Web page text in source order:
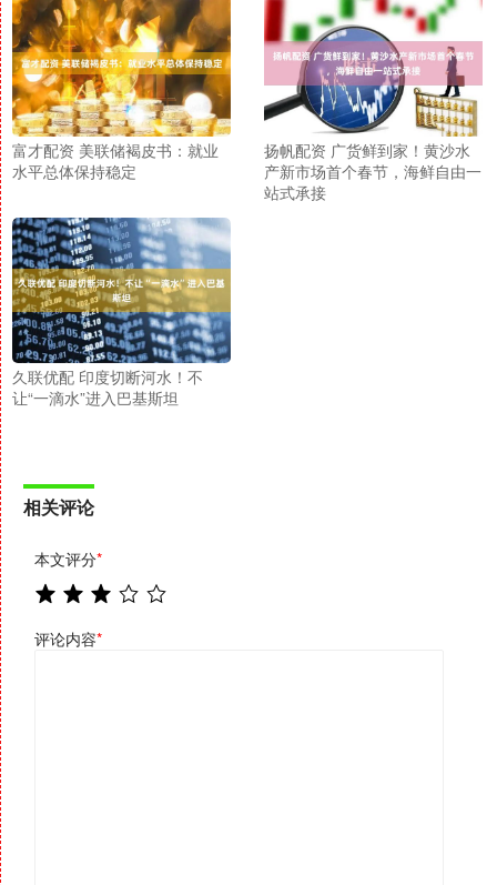
富才配资 美联储褐皮书：就业
水平总体保持稳定
扬帆配资 广货鲜到家！黄沙水
产新市场首个春节，海鲜自由一
站式承接
久联优配 印度切断河水！不
让“一滴水”进入巴基斯坦
相关评论
本文评分*
评论内容*